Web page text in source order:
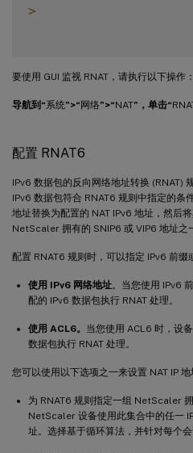
>
要使用 GUI 监视 RNAT，请执行以下操作：
导航到“系统”>“ 网络”>“NAT”，单击“
配置 RNAT6
IPv6 数据包的反向网络地址转换 (RNAT)
IPv6 数据包符合 RNAT6 规则中指定的条
地址替换为配置的 NAT IPv6 地址，然后
NetScaler 拥有的 SNIP6 或 VIP6 地址之
配置 RNAT6 规则时，可以指定 IPv6 前缀
使用 IPv6 网络地址。当您使用 IPv6
配的 IPv6 数据包执行 RNAT 处理。
使用 ACL6。 当您使用 ACL6 时，设
数据包执行 RNAT 处理。
您可以使用以下选项之一来设置 NAT IP 地
为 RNAT6 规则指定一组 NetScaler
NetScaler 设备使用此集合中的任一
址。选择基于循环算法，并针对每个会